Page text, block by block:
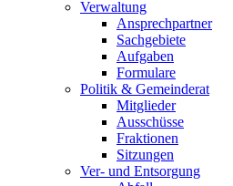
Verwaltung
Ansprechpartner
Sachgebiete
Aufgaben
Formulare
Politik & Gemeinderat
Mitglieder
Ausschüsse
Fraktionen
Sitzungen
Ver- und Entsorgung